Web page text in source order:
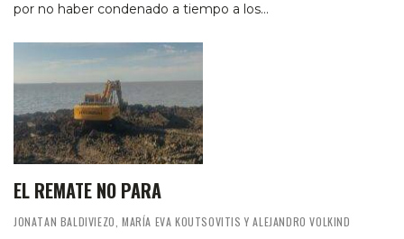
por no haber condenado a tiempo a los…
EL REMATE NO PARA
JONATAN BALDIVIEZO, MARÍA EVA KOUTSOVITIS Y ALEJANDRO VOLKIND